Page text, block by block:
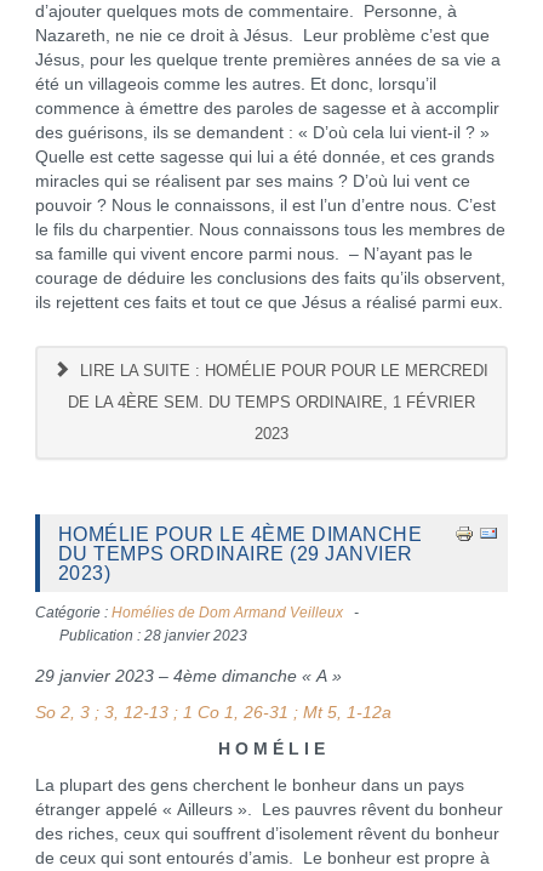
d’ajouter quelques mots de commentaire. Personne, à
Nazareth, ne nie ce droit à Jésus. Leur problème c’est que
Jésus, pour les quelque trente premières années de sa vie a
été un villageois comme les autres. Et donc, lorsqu’il
commence à émettre des paroles de sagesse et à accomplir
des guérisons, ils se demandent : « D’où cela lui vient-il ? »
Quelle est cette sagesse qui lui a été donnée, et ces grands
miracles qui se réalisent par ses mains ? D’où lui vent ce
pouvoir ? Nous le connaissons, il est l’un d’entre nous. C’est
le fils du charpentier. Nous connaissons tous les membres de
sa famille qui vivent encore parmi nous. – N’ayant pas le
courage de déduire les conclusions des faits qu’ils observent,
ils rejettent ces faits et tout ce que Jésus a réalisé parmi eux.
LIRE LA SUITE : HOMÉLIE POUR POUR LE MERCREDI
DE LA 4ÈRE SEM. DU TEMPS ORDINAIRE, 1 FÉVRIER
2023
HOMÉLIE POUR LE 4ÈME DIMANCHE
DU TEMPS ORDINAIRE (29 JANVIER
2023)
Catégorie : Homélies de Dom Armand Veilleux
Publication : 28 janvier 2023
29 janvier 2023 – 4ème dimanche « A »
So 2, 3 ; 3, 12-13 ; 1 Co 1, 26-31 ; Mt 5, 1-12a
H O M É L I E
La plupart des gens cherchent le bonheur dans un pays
étranger appelé « Ailleurs ». Les pauvres rêvent du bonheur
des riches, ceux qui souffrent d’isolement rêvent du bonheur
de ceux qui sont entourés d’amis. Le bonheur est propre à